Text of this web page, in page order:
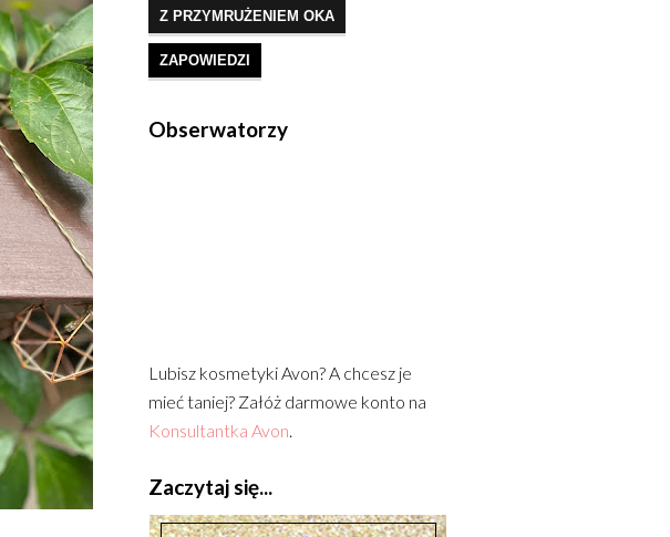
Z PRZYMRUŻENIEM OKA
ZAPOWIEDZI
Obserwatorzy
Lubisz kosmetyki Avon? A chcesz je
mieć taniej? Załóż darmowe konto na
Konsultantka Avon.
Zaczytaj się...